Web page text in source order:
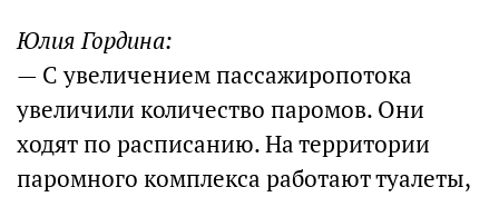
Юлия Гордина:
— С увеличением пассажиропотока
увеличили количество паромов. Они
ходят по расписанию. На территории
паромного комплекса работают туалеты,